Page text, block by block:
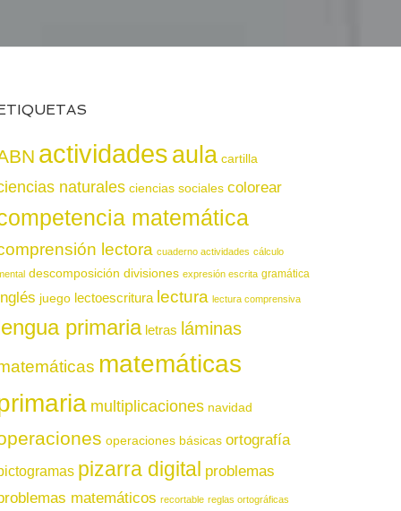
actividadesaula cartilla
naturales ciencias sociales colorear
matemática
lectora cuaderno actividades cálculo
descomposición divisiones expresión escrita gramática
juego lectoescritura lectura lectura comprensiva
primaria letras láminas
matemáticas
multiplicaciones navidad
operaciones básicas ortografía
pizarra digital problemas
matemáticos recortable reglas ortográficas